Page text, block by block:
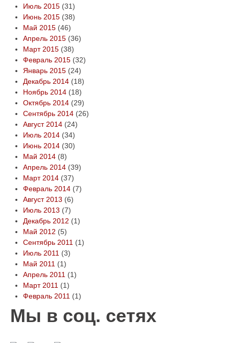
Июль 2015 (31)
Июнь 2015 (38)
Май 2015 (46)
Апрель 2015 (36)
Март 2015 (38)
Февраль 2015 (32)
Январь 2015 (24)
Декабрь 2014 (18)
Ноябрь 2014 (18)
Октябрь 2014 (29)
Сентябрь 2014 (26)
Август 2014 (24)
Июль 2014 (34)
Июнь 2014 (30)
Май 2014 (8)
Апрель 2014 (39)
Март 2014 (37)
Февраль 2014 (7)
Август 2013 (6)
Июль 2013 (7)
Декабрь 2012 (1)
Май 2012 (5)
Сентябрь 2011 (1)
Июль 2011 (3)
Май 2011 (1)
Апрель 2011 (1)
Март 2011 (1)
Февраль 2011 (1)
Мы в соц. сетях